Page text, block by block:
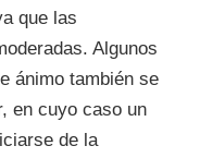
que las
Algunos
ánimo también se
en cuyo caso un
de la